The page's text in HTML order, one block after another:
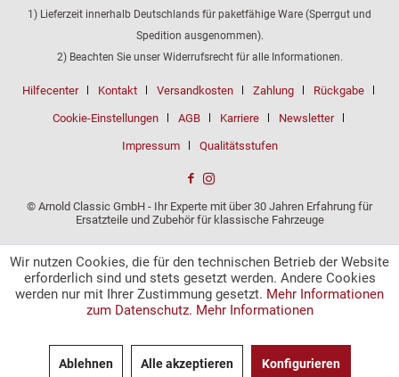
1) Lieferzeit innerhalb Deutschlands für paketfähige Ware (Sperrgut und
Spedition ausgenommen).
2) Beachten Sie unser Widerrufsrecht für alle Informationen.
Hilfecenter Kontakt Versandkosten Zahlung Rückgabe
Cookie-Einstellungen AGB Karriere Newsletter
Impressum Qualitätsstufen
© Arnold Classic GmbH - Ihr Experte mit über 30 Jahren Erfahrung für
Ersatzteile und Zubehör für klassische Fahrzeuge
Wir nutzen Cookies, die für den technischen Betrieb der Website
erforderlich sind und stets gesetzt werden. Andere Cookies
werden nur mit Ihrer Zustimmung gesetzt. Mehr Informationen
zum Datenschutz. Mehr Informationen
Ablehnen Alle akzeptieren Konfigurieren